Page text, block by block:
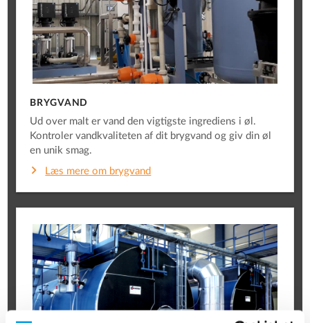
BRYGVAND
Ud over malt er vand den vigtigste ingrediens i øl.
Kontroler vandkvaliteten af ​​dit brygvand og giv din øl
en unik smag.
Læs mere om brygvand